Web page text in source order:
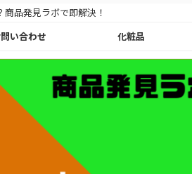
商品発見ラボで即解決！
い合わせ 化粧品